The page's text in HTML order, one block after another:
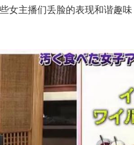
女主播们丢脸的表现和谐趣